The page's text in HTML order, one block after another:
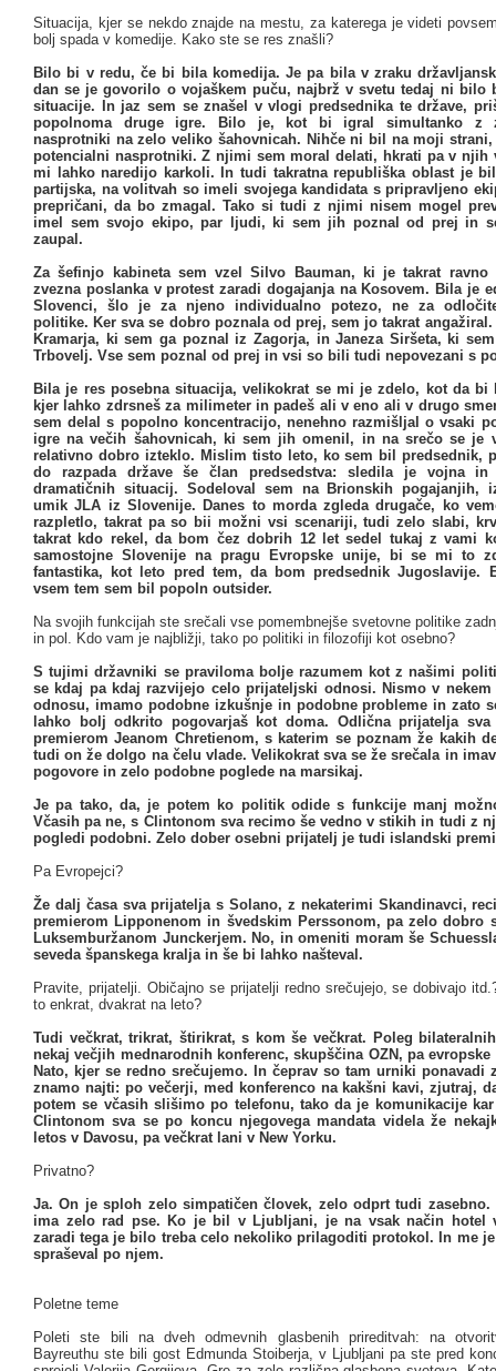
Situacija, kjer se nekdo znajde na mestu, za katerega je videti
bolj spada v komedije. Kako ste se res znašli?
Bilo bi v redu, če bi bila komedija. Je pa bila v zraku
dan se je govorilo o vojaškem puču, najbrž v svetu tedaj ni bilo
situacije. In jaz sem se znašel v vlogi predsednika te države,
popolnoma druge igre. Bilo je, kot bi igral simultanko z
nasprotniki na zelo veliko šahovnicah. Nihče ni bil na moji
potencialni nasprotniki. Z njimi sem moral delati, hkrati pa v
mi lahko naredijo karkoli. In tudi takratna republiška oblast je
partijska, na volitvah so imeli svojega kandidata s pripravljeno
prepričani, da bo zmagal. Tako si tudi z njimi nisem mogel
imel sem svojo ekipo, par ljudi, ki sem jih poznal od prej in
zaupal.
Za šefinjo kabineta sem vzel Silvo Bauman, ki je takrat ravno
zvezna poslanka v protest zaradi dogajanja na Kosovem. Bila je
Slovenci, šlo je za njeno individualno potezo, ne za
politike. Ker sva se dobro poznala od prej, sem jo takrat angažiral.
Kramarja, ki sem ga poznal iz Zagorja, in Janeza Siršeta, ki
Trbovelj. Vse sem poznal od prej in vsi so bili tudi nepovezani s
Bila je res posebna situacija, velikokrat se mi je zdelo, kot da
kjer lahko zdrsneš za milimeter in padeš ali v eno ali v drugo
sem delal s popolno koncentracijo, nenehno razmišljal o vsaki
igre na večih šahovnicah, ki sem jih omenil, in na srečo se je
relativno dobro izteklo. Mislim tisto leto, ko sem bil predsednik,
do razpada države še član predsedstva: sledila je vojna in
dramatičnih situacij. Sodeloval sem na Brionskih pogajanjih,
umik JLA iz Slovenije. Danes to morda zgleda drugače, ko
razpletlo, takrat pa so bii možni vsi scenariji, tudi zelo slabi,
takrat kdo rekel, da bom čez dobrih 12 let sedel tukaj z vami
samostojne Slovenije na pragu Evropske unije, bi se mi to
fantastika, kot leto pred tem, da bom predsednik Jugoslavije.
vsem tem sem bil popoln outsider.
Na svojih funkcijah ste srečali vse pomembnejše svetovne politike
in pol. Kdo vam je najbližji, tako po politiki in filozofiji kot osebno?
S tujimi državniki se praviloma bolje razumem kot z našimi
se kdaj pa kdaj razvijejo celo prijateljski odnosi. Nismo v nekem
odnosu, imamo podobne izkušnje in podobne probleme in zato
lahko bolj odkrito pogovarjaš kot doma. Odlična prijatelja sva
premierom Jeanom Chretienom, s katerim se poznam že kakih
tudi on že dolgo na čelu vlade. Velikokrat sva se že srečala in
pogovore in zelo podobne poglede na marsikaj.
Je pa tako, da, je potem ko politik odide s funkcije manj
Včasih pa ne, s Clintonom sva recimo še vedno v stikih in tudi z
pogledi podobni. Zelo dober osebni prijatelj je tudi islandski
Pa Evropejci?
Že dalj časa sva prijatelja s Solano, z nekaterimi Skandinavci,
premierom Lipponenom in švedskim Perssonom, pa zelo dobro
Luksemburžanom Junckerjem. No, in omeniti moram še
seveda španskega kralja in še bi lahko našteval.
Pravite, prijatelji. Običajno se prijatelji redno srečujejo, se dobivajo
to enkrat, dvakrat na leto?
Tudi večkrat, trikrat, štirikrat, s kom še večkrat. Poleg
nekaj večjih mednarodnih konferenc, skupščina OZN, pa evropske
Nato, kjer se redno srečujemo. In čeprav so tam urniki ponavadi
znamo najti: po večerji, med konferenco na kakšni kavi, zjutraj,
potem se včasih slišimo po telefonu, tako da je komunikacije
Clintonom sva se po koncu njegovega mandata videla že
letos v Davosu, pa večkrat lani v New Yorku.
Privatno?
Ja. On je sploh zelo simpatičen človek, zelo odprt tudi zasebno.
ima zelo rad pse. Ko je bil v Ljubljani, je na vsak način hotel
zaradi tega je bilo treba celo nekoliko prilagoditi protokol. In me
spraševal po njem.
Poletne teme
Poleti ste bili na dveh odmevnih glasbenih prireditvah: na
Bayreuthu ste bili gost Edmunda Stoiberja, v Ljubljani pa ste pred